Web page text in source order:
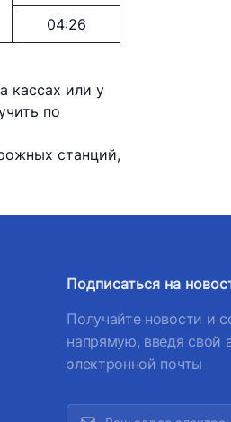
04:26
кассах или у
по
станций,
Подписаться на
Получайте новости и
напрямую, введя свой
электронной почты